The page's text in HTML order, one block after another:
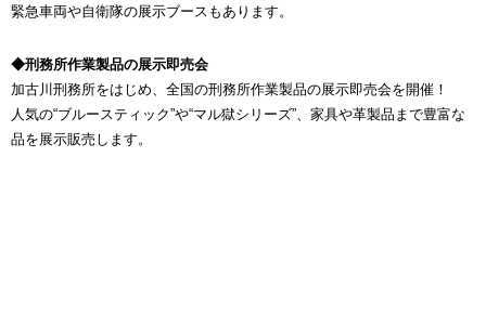
緊急車両や自衛隊の展示ブースもあります。
◆刑務所作業製品の展示即売会
加古川刑務所をはじめ、全国の刑務所作業製品の展示即売会を開催！
人気の“ブルースティック”や“マル獄シリーズ”、家具や革製品まで豊富な
品を展示販売します。